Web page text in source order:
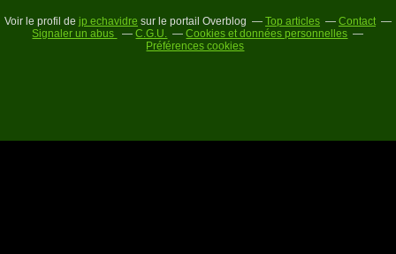
Voir le profil de jp echavidre sur le portail Overblog Top articles
Contact
Signaler un abus
C.G.U.
Cookies et données personnelles
Préférences cookies